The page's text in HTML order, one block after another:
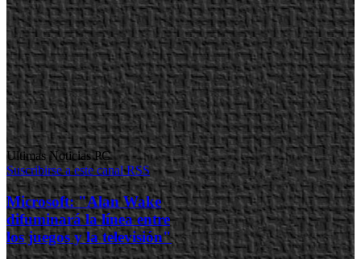
Ultimas Noticias PC
Suscribirse a este canal RSS
Microsoft: "Alan Wake
difuminará la línea entre
los juegos y la televisión"